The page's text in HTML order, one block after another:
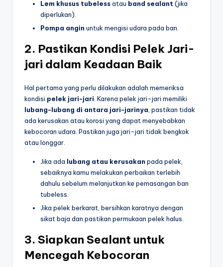
Lem khusus tubelessatau band sealant (jika
diperlukan).
Pompa angin untuk mengisi udara pada ban.
2. Pastikan Kondisi Pelek Jari-
jari dalam Keadaan Baik
Hal pertama yang perlu dilakukan adalah memeriksa
kondisi pelek jari-jari . Karena pelek jari-jari memiliki
lubang-lubang di antara jari-jarinya , pastikan tidak
ada kerusakan atau korosi yang dapat menyebabkan
kebocoran udara. Pastikan juga jari-jari tidak bengkok
atau longgar.
Jika ada lubang atau kerusakan pada pelek,
sebaiknya kamu melakukan perbaikan terlebih
dahulu sebelum melanjutkan ke pemasangan ban
tubeless.
Jika pelek berkarat, bersihkan karatnya dengan
sikat baja dan pastikan permukaan pelek halus.
3. Siapkan Sealant untuk
Mencegah Kebocoran